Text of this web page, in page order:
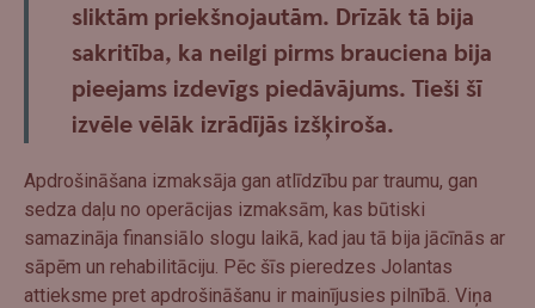
sliktām priekšnojautām. Drīzāk tā bija
sakritība, ka neilgi pirms brauciena bija
pieejams izdevīgs piedāvājums. Tieši šī
izvēle vēlāk izrādījās izšķiroša.
Apdrošināšana izmaksāja gan atlīdzību par traumu, gan
sedza daļu no operācijas izmaksām, kas būtiski
samazināja finansiālo slogu laikā, kad jau tā bija jācīnās ar
sāpēm un rehabilitāciju. Pēc šīs pieredzes Jolantas
attieksme pret apdrošināšanu ir mainījusies pilnībā. Viņa